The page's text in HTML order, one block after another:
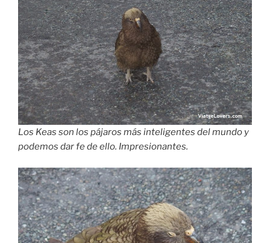
Los Keas son los pájaros más inteligentes del mundo y
podemos dar fe de ello. Impresionantes.